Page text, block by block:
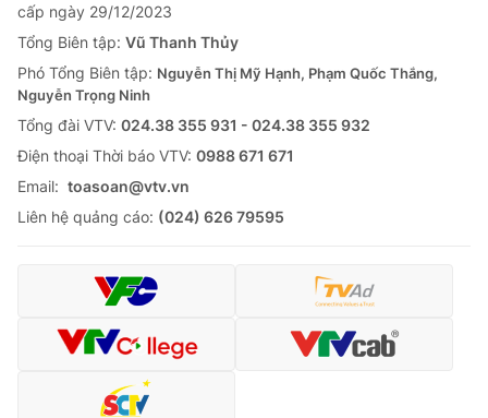
cấp ngày 29/12/2023
Tổng Biên tập: Vũ Thanh Thủy
Phó Tổng Biên tập: Nguyễn Thị Mỹ Hạnh, Phạm Quốc Thắng,
Nguyễn Trọng Ninh
Tổng đài VTV: 024.38 355 931 - 024.38 355 932
Ðiện thoại Thời báo VTV: 0988 671 671
Email: toasoan@vtv.vn
Liên hệ quảng cáo: (024) 626 79595